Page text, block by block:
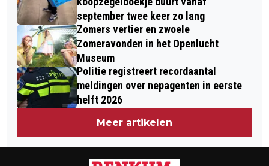
september twee keer zo lang
Zomers vertier en zwoele
Zomeravonden in het Openlucht
Museum
Politie registreert recordaantal
meldingen over nepagenten in eerste
helft 2026
Meer artikelen